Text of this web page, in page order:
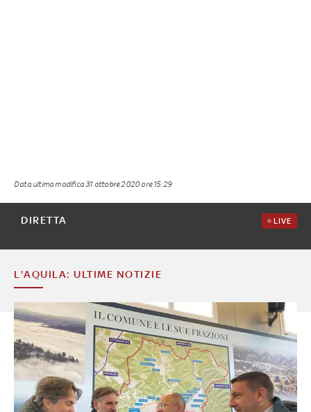
Data ultima modifica31 ottobre 2020 ore 15:29
DIRETTA LIVE
L'AQUILA: ULTIME NOTIZIE